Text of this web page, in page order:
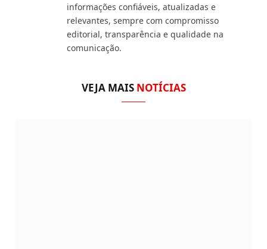
informações confiáveis, atualizadas e
relevantes, sempre com compromisso
editorial, transparência e qualidade na
comunicação.
VEJA MAIS NOTÍCIAS